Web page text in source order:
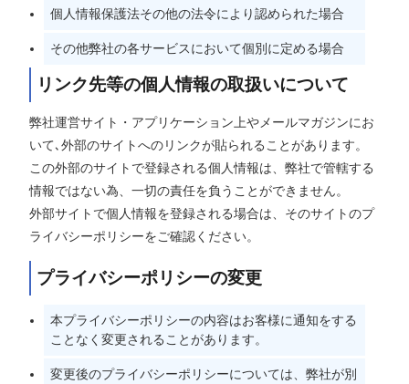
個人情報保護法その他の法令により認められた場合
その他弊社の各サービスにおいて個別に定める場合
リンク先等の個人情報の取扱いについて
弊社運営サイト・アプリケーション上やメールマガジンにお
いて､外部のサイトへのリンクが貼られることがあります。
この外部のサイトで登録される個人情報は、弊社で管轄する
情報ではない為、一切の責任を負うことができません。
外部サイトで個人情報を登録される場合は、そのサイトのプ
ライバシーポリシーをご確認ください。
プライバシーポリシーの変更
本プライバシーポリシーの内容はお客様に通知をする
ことなく変更されることがあります。
変更後のプライバシーポリシーについては、弊社が別